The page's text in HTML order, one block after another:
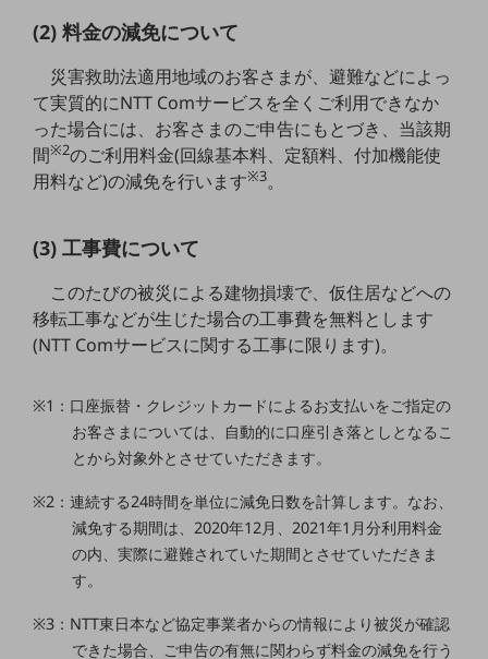
電話・映像コミュニケーション
セキュリティ
業務支援・マーケティング
災害対策・BCP
課題・ニーズで探すTOP
コミュニケーション・情報共有
業務効率化
地域共創・地方創生
(2) 料金の減免について
災害救助法適用地域のお客さまが、避難などによっ
て実質的にNTT Comサービスを全くご利用できなか
った場合には、お客さまのご申告にもとづき、当該期
間※2のご利用料金(回線基本料、定額料、付加機能使
用料など)の減免を行います※3。
(3) 工事費について
このたびの被災による建物損壊で、仮住居などへの
移転工事などが生じた場合の工事費を無料とします
(NTT Comサービスに関する工事に限ります)。
※1：口座振替・クレジットカードによるお支払いをご指定の
お客さまについては、自動的に口座引き落としとなるこ
とから対象外とさせていただきます。
※2：連続する24時間を単位に減免日数を計算します。なお、
減免する期間は、2020年12月、2021年1月分利用料金
の内、実際に避難されていた期間とさせていただきま
す。
※3：NTT東日本など協定事業者からの情報により被災が確認
できた場合、ご申告の有無に関わらず料金の減免を行う